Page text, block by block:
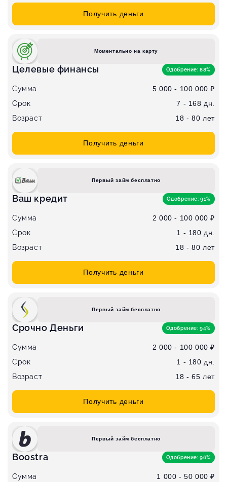
Получить деньги
Моментально на карту
Целевые финансы Одобрение: 88%
Сумма
5 000 - 100 000 ₽
Срок
7 - 168 дн.
Возраст
18 - 80 лет
Получить деньги
Первый займ бесплатно
Ваш кредит Одобрение: 91%
Сумма
2 000 - 100 000 ₽
Срок
1 - 180 дн.
Возраст
18 - 80 лет
Получить деньги
Первый займ бесплатно
Срочно Деньги Одобрение: 94%
Сумма
2 000 - 100 000 ₽
Срок
1 - 180 дн.
Возраст
18 - 65 лет
Получить деньги
Первый займ бесплатно
Boostra Одобрение: 96%
Сумма
1 000 - 50 000 ₽